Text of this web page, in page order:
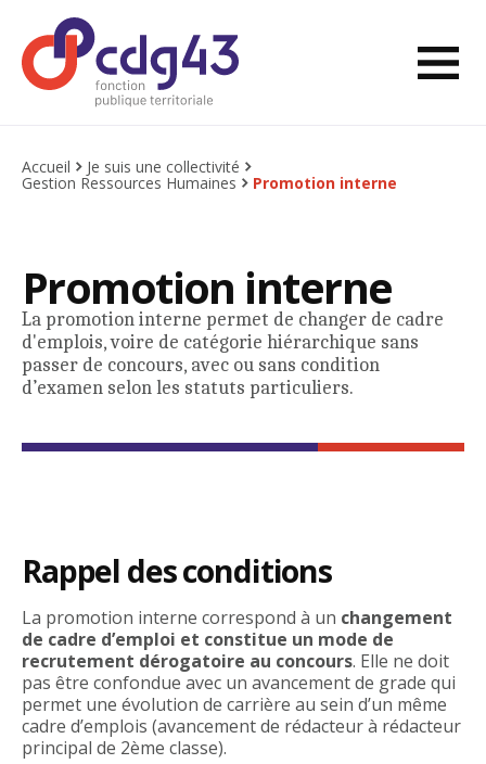
Aller au contenu
Accueil Je suis une collectivité
Gestion Ressources Humaines Promotion interne
Promotion interne
La promotion interne permet de changer de cadre
d'emplois, voire de catégorie hiérarchique sans
passer de concours, avec ou sans condition
d’examen selon les statuts particuliers.
Rappel des conditions
La promotion interne correspond à un changement
de cadre d’emploi et constitue un mode de
recrutement dérogatoire au concours. Elle ne doit
pas être confondue avec un avancement de grade qui
permet une évolution de carrière au sein d’un même
cadre d’emplois (avancement de rédacteur à rédacteur
principal de 2ème classe).